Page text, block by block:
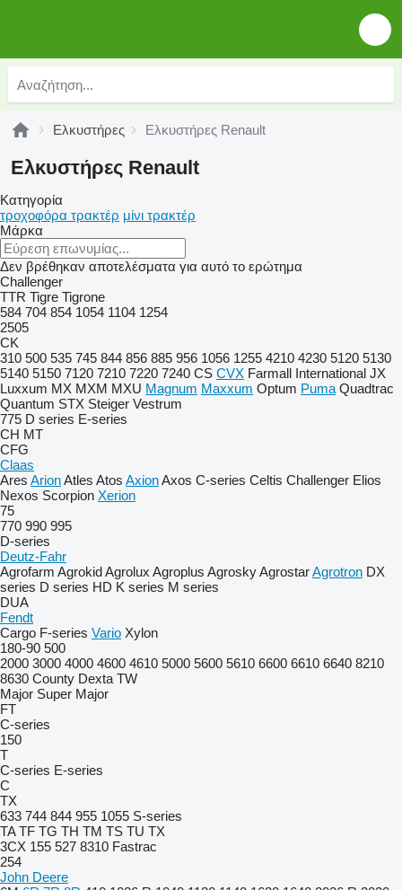
Ελκυστήρες Ελκυστήρες Renault
Ελκυστήρες Renault
Κατηγορία
τροχοφόρα τρακτέρ μίνι τρακτέρ
Μάρκα
Δεν βρέθηκαν αποτελέσματα για αυτό το ερώτημα
Challenger
TTR Tigre Tigrone
584 704 854 1054 1104 1254
2505
CK
310 500 535 745 844 856 885 956 1056 1255 4210 4230 5120 5130
5140 5150 7120 7210 7220 7240 CS CVX Farmall International JX
Luxxum MX MXM MXU Magnum Maxxum Optum Puma Quadtrac
Quantum STX Steiger Vestrum
775 D series E-series
CH MT
CFG
Claas
Ares ArionAtles Atos AxionAxos C-series Celtis Challenger Elios
Nexos Scorpion Xerion
75
770 990 995
D-series
Deutz-Fahr
Agrofarm AgrokidAgrolux Agroplus AgroskyAgrostarAgrotron DX
series D series HD K series M series
DUA
Fendt
Cargo F-series Vario Xylon
180-90 500
2000 3000 4000 4600 4610 5000 5600 5610 6600 6610 6640 8210
8630 County Dexta TW
Major Super Major
FT
C-series
150
T
C-series E-series
C
TX
633 744 844 955 1055 S-series
TA TF TG TH TM TS TU TX
3CX 155 527 8310 Fastrac
254
John Deere